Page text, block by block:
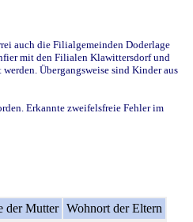
auch die Filialgemeinden Doderlage
mit den Filialen Klawittersdorf und
Übergangsweise sind Kinder aus
Erkannte zweifelsfreie Fehler im
der Mutter Wohnort der Eltern